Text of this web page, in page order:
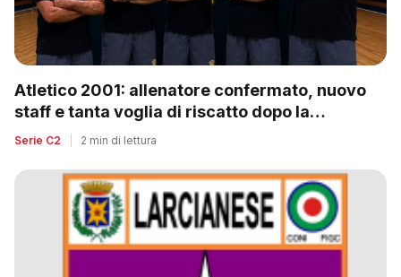
Atletico 2001: allenatore confermato, nuovo
staff e tanta voglia di riscatto dopo la
retrocessione
Serie C2 2 min di lettura